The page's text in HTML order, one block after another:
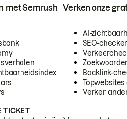
met Semrush Verken onze
AI-
SEO-checker
Backlink-
Topwebsites
Verken
TICKET